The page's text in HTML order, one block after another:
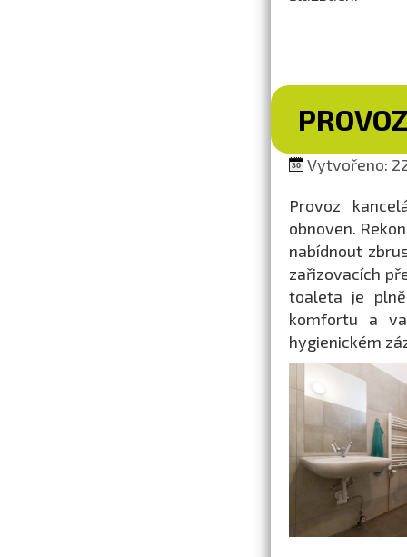
Vytvořeno:
Provoz
obnoven.
nabídnout
zařizovacích
toaleta je
komfortu a
hygienickém